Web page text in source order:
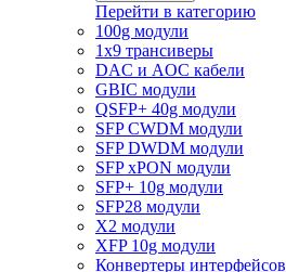
Перейти в категорию
100g модули
1x9 трансиверы
DAC и AOC кабели
GBIC модули
QSFP+ 40g модули
SFP CWDM модули
SFP DWDM модули
SFP xPON модули
SFP+ 10g модули
SFP28 модули
X2 модули
XFP 10g модули
Конвертеры интерфейсов